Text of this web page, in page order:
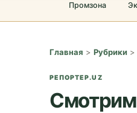
Промзона
Главная > Рубрики >
РЕПОРТЕР.UZ